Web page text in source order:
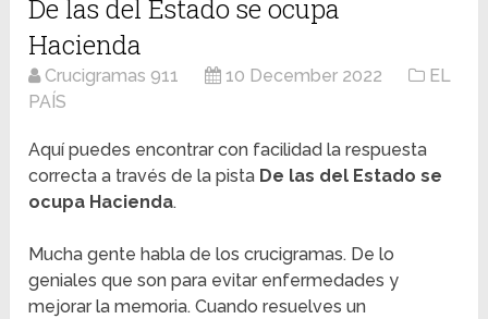
De las del Estado se ocupa
Hacienda
Crucigramas 911 10 December 2022
EL
PAÍS
Aquí puedes encontrar con facilidad la respuesta
correcta a través de la pista De las del Estado se
ocupa Hacienda.
Mucha gente habla de los crucigramas. De lo
geniales que son para evitar enfermedades y
mejorar la memoria. Cuando resuelves un